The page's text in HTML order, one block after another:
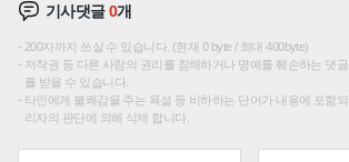
기사댓글0개
200자까지 쓰실 수 있습니다. (현재 0 byte / 최대 400byte)
저작권 등 다른 사람의 권리를 침해하거나 명예를 훼손하는 댓
를 받을 수 있습니다.
타인에게 불쾌감을 주는 욕설 등 비하하는 단어가 내용에 포함
리자의 판단에 의해 삭제 합니다.